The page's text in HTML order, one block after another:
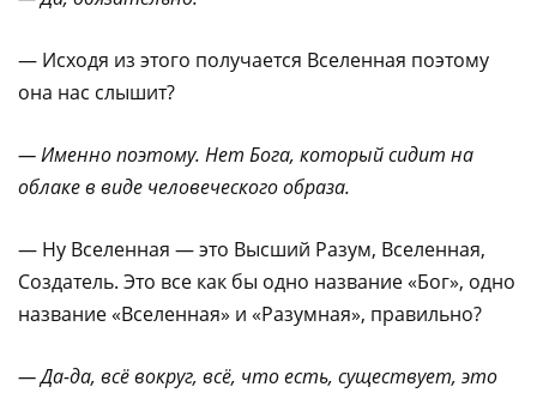
— Исходя из этого получается Вселенная поэтому
она нас слышит?
— Именно поэтому. Нет Бога, который сидит на
облаке в виде человеческого образа.
— Ну Вселенная — это Высший Разум, Вселенная,
Создатель. Это все как бы одно название «Бог», одно
название «Вселенная» и «Разумная», правильно?
— Да-да, всё вокруг, всё, что есть, существует, это